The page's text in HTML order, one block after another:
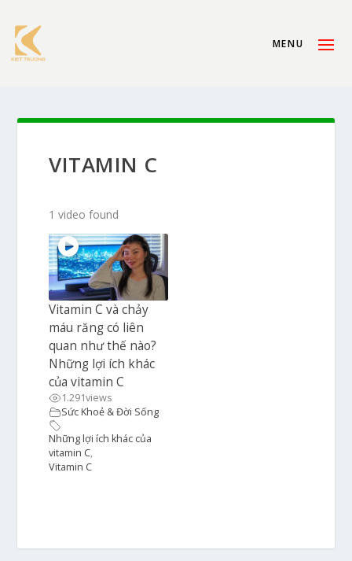
VITAMIN C
1 video found
Vitamin C và chảy
máu răng có liên
quan như thế nào?
Những lợi ích khác
của vitamin C
1.291views
Sức Khoẻ & Đời Sống
Những lợi ích khác của
vitamin C,
Vitamin C